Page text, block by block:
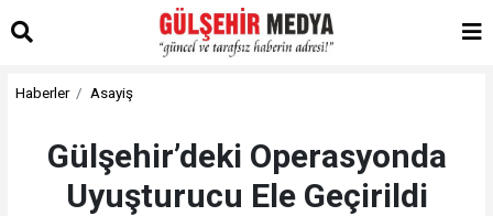
Haberler Asayiş
Gülşehir’deki Operasyonda
Uyuşturucu Ele Geçirildi